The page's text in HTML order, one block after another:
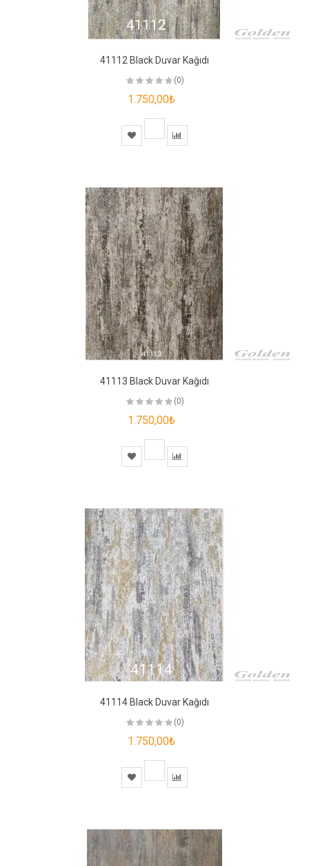
41112 Black Duvar Kağıdı
(0)
1.750,00₺
41113 Black Duvar Kağıdı
(0)
1.750,00₺
41114 Black Duvar Kağıdı
(0)
1.750,00₺